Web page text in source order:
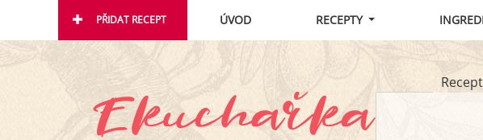
PŘIDAT RECEPT ÚVOD RECEPTY